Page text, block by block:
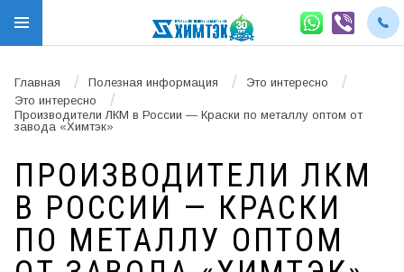
Главная / Полезная информация / Это интересно /
Это интересно /
Производители ЛКМ в России — Краски по металлу оптом от
завода «Химтэк»
ПРОИЗВОДИТЕЛИ ЛКМ
В РОССИИ — КРАСКИ
ПО МЕТАЛЛУ ОПТОМ